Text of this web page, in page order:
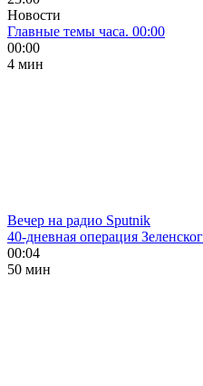
Новости
Главные темы часа. 00:00
00:00
4 мин
Вечер на радио Sputnik
40-дневная операция
00:04
50 мин